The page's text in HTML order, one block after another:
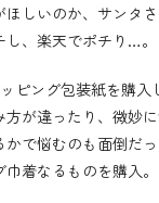
ほしいのか、サンタ
し、楽天でポチり…。
ピング包装紙を購入
方が違ったり、微妙
かで悩むのも面倒だ
着なるものを購入。